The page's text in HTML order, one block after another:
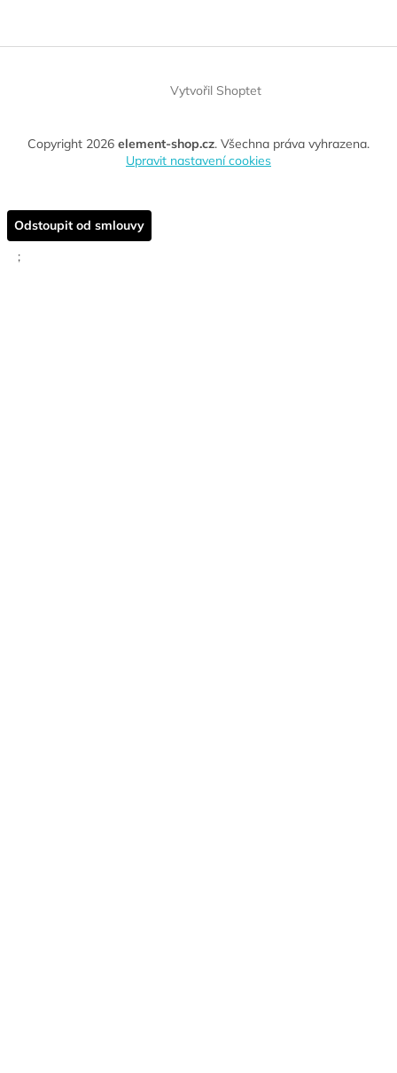
Vytvořil Shoptet
Copyright 2026 element-shop.cz. Všechna práva vyhrazena.
Upravit nastavení cookies
Odstoupit od smlouvy
;